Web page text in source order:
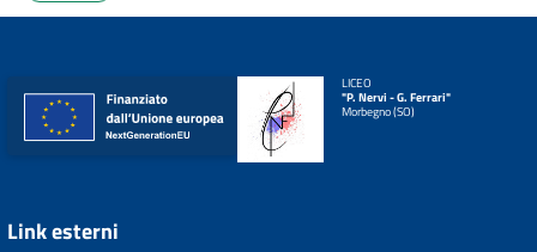
LICEO
"P. Nervi - G. Ferrari"
Morbegno (SO)
Link esterni